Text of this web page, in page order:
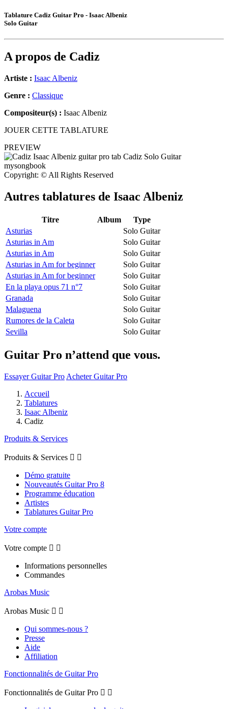
Tablature Cadiz Guitar Pro - Isaac Albeniz
Solo Guitar
A propos de Cadiz
Artiste : Isaac Albeniz
Genre : Classique
Compositeur(s) : Isaac Albeniz
JOUER CETTE TABLATURE
PREVIEW
Copyright: © All Rights Reserved
Autres tablatures de Isaac Albeniz
Titre Album
Type
Asturias
Solo Guitar
Asturias in Am
Solo Guitar
Asturias in Am
Solo Guitar
Asturias in Am for beginner
Solo Guitar
Asturias in Am for beginner
Solo Guitar
En la playa opus 71 n°7
Solo Guitar
Granada
Solo Guitar
Malaguena
Solo Guitar
Rumores de la Caleta
Solo Guitar
Sevilla
Solo Guitar
Guitar Pro n’attend que vous.
Essayer Guitar Pro Acheter Guitar Pro
Accueil
Tablatures
Isaac Albeniz
Cadiz
Produits & Services
Produits & Services  
Démo gratuite
Nouveautés Guitar Pro 8
Programme éducation
Artistes
Tablatures Guitar Pro
Votre compte
Votre compte  
Informations personnelles
Commandes
Arobas Music
Arobas Music  
Qui sommes-nous ?
Presse
Aide
Affiliation
Fonctionnalités de Guitar Pro
Fonctionnalités de Guitar Pro  